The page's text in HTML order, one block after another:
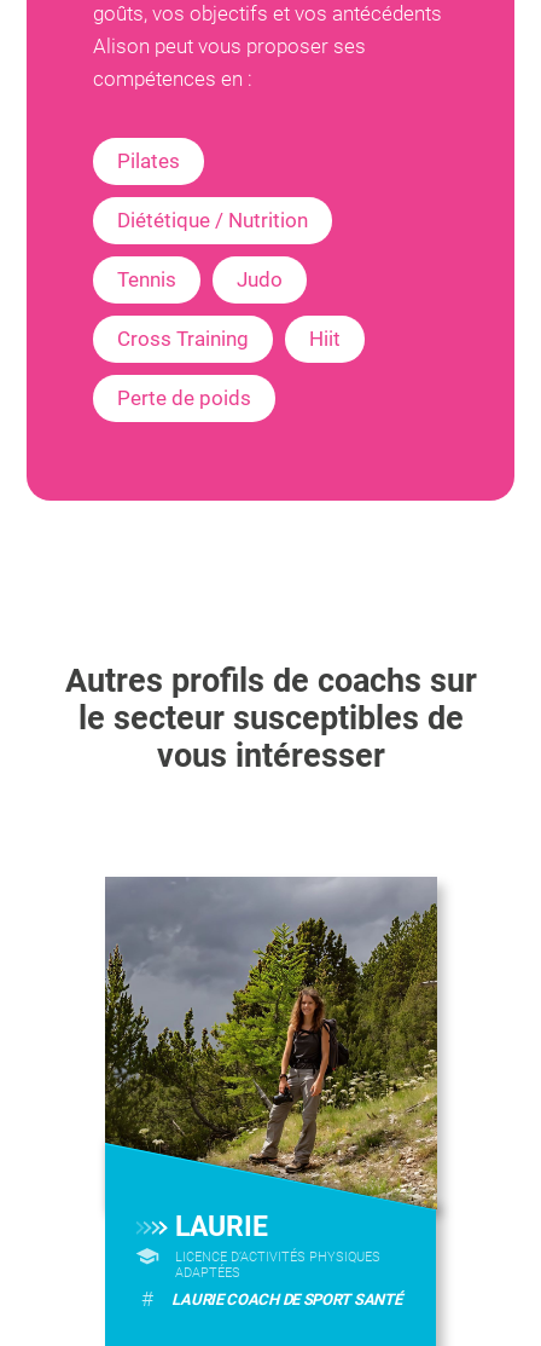
goûts, vos objectifs et vos antécédents
Alison peut vous proposer ses
compétences en :
Pilates
Diététique / Nutrition
Tennis Judo
Cross Training Hiit
Perte de poids
Autres profils de coachs sur
le secteur susceptibles de
vous intéresser
LAURIE
LICENCE D’ACTIVITÉS PHYSIQUES
ADAPTÉES
# LAURIE COACH DE SPORT SANTÉ